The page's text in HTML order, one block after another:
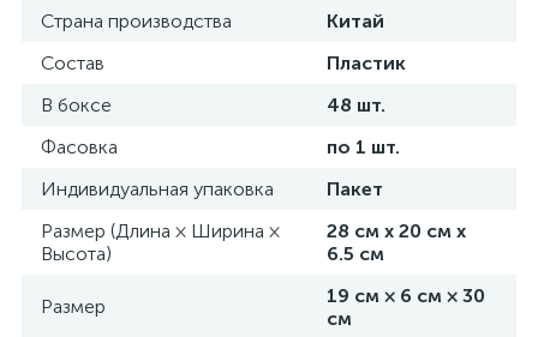
Страна производства
Китай
Состав
Пластик
В боксе
48 шт.
Фасовка
по 1 шт.
Индивидуальная упаковка
Пакет
Размер (Длина × Ширина ×
Высота)
28 см х 20 см х
6.5 см
Размер
19 см × 6 см × 30
см